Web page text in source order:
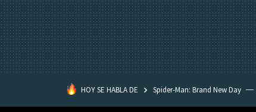
HOY SE HABLA DE Spider-Man: Brand New Day